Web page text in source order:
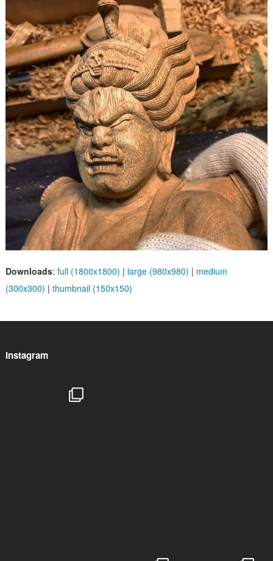
Downloads: full (1800x1800) | large (980x980) | medium
(300x300) | thumbnail (150x150)
Instagram